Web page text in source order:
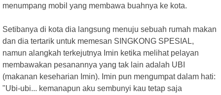
menumpang mobil yang membawa buahnya ke kota.
Setibanya di kota dia langsung menuju sebuah rumah makan
dan dia tertarik untuk memesan SINGKONG SPESIAL,
namun alangkah terkejutnya Imin ketika melihat pelayan
membawakan pesanannya yang tak lain adalah UBI
(makanan keseharian Imin). Imin pun mengumpat dalam hati:
"Ubi-ubi... kemanapun aku sembunyi kau tetap saja